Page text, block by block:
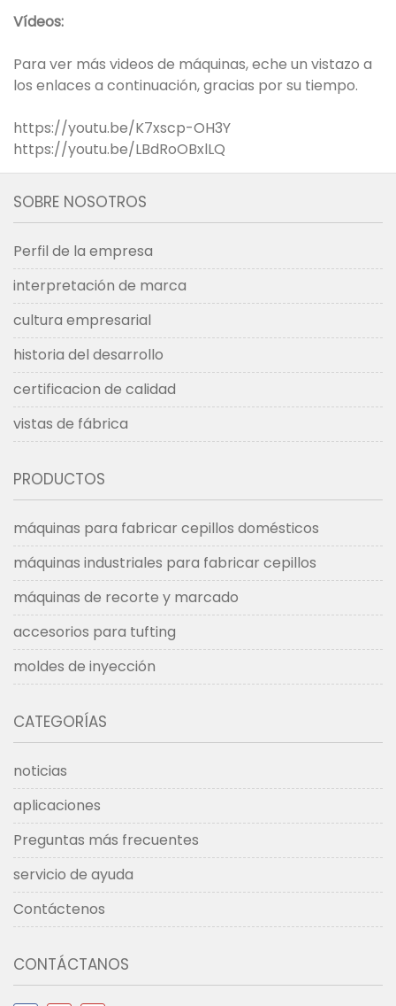
Vídeos:
Para ver más videos de máquinas, eche un vistazo a
los enlaces a continuación, gracias por su tiempo.
https://youtu.be/K7xscp-OH3Y
https://youtu.be/LBdRoOBxlLQ
SOBRE NOSOTROS
Perfil de la empresa
interpretación de marca
cultura empresarial
historia del desarrollo
certificacion de calidad
vistas de fábrica
PRODUCTOS
máquinas para fabricar cepillos domésticos
máquinas industriales para fabricar cepillos
máquinas de recorte y marcado
accesorios para tufting
moldes de inyección
CATEGORÍAS
noticias
aplicaciones
Preguntas más frecuentes
servicio de ayuda
Contáctenos
CONTÁCTANOS